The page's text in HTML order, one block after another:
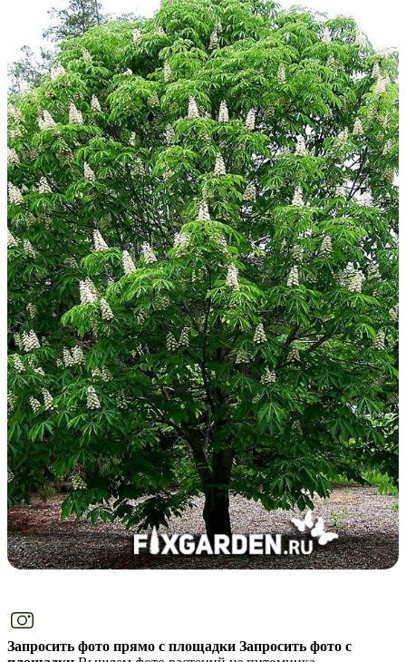
Запросить фото прямо с площадки Запросить фото с